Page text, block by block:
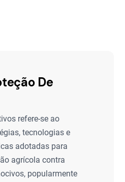
De
refere-se ao
tecnologias e
adotadas para
agrícola contra
popularmente